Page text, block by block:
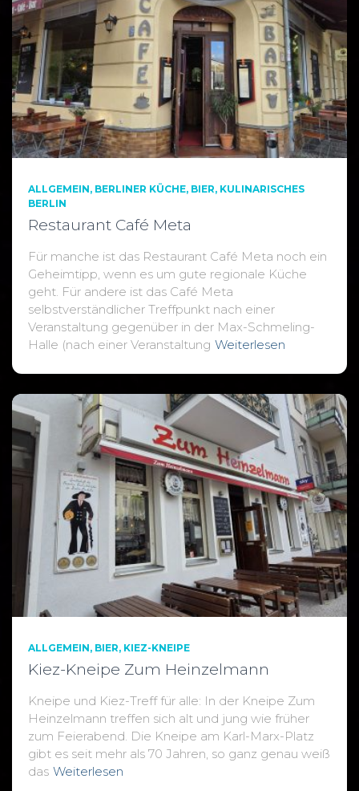
ALLGEMEIN BERLINER KÜCHE BIER KULINARISCHES
BERLIN
Restaurant Café Meta
Für manche ist das Restaurant Café Meta noch ein
Geheimtipp, wenn es um gute regionale Küche
geht. Für andere ist das Café Meta
selbstverständlicher Treffpunkt nach einer
Veranstaltung gegenüber in der Max-Schmeling-
Halle (nach einer Veranstaltung Weiterlesen
ALLGEMEIN BIER KIEZ-KNEIPE
Kiez-Kneipe Zum Heinzelmann
Kneipe und Kiez-Treff für alle: In der Kneipe Zum
Heinzelmann treffen sich alt und jung wie früher
zum Feierabend. Die Kneipe am Karl-Marx-Platz
gibt es seit mehr als 70 Jahren, so ganz genau weiß
das Weiterlesen